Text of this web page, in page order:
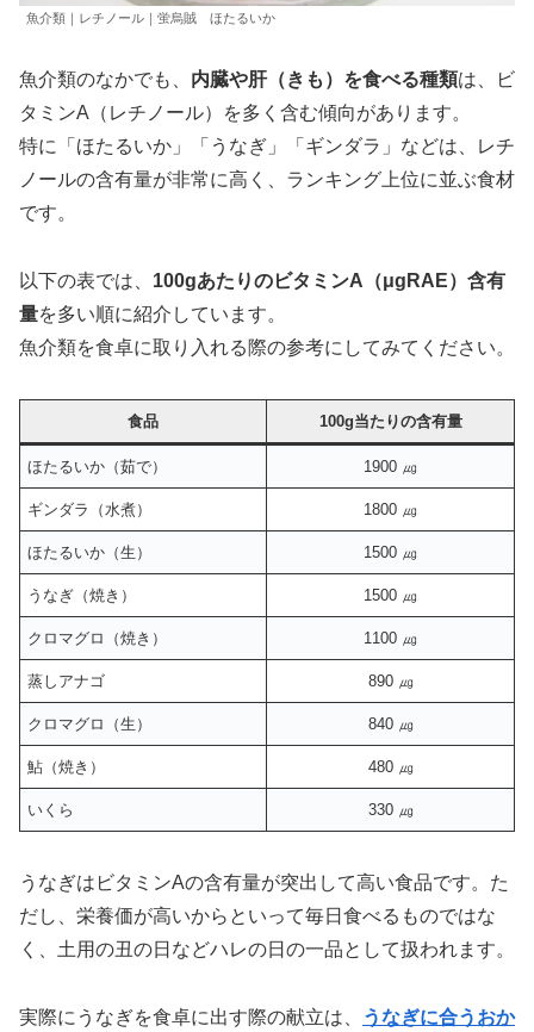
魚介類｜レチノール｜蛍烏賊 ほたるいか
魚介類のなかでも、 内臓や肝（きも）を食べる種類は、ビ
タミンA（レチノール）を多く含む傾向があります。
特に「ほたるいか」「うなぎ」「ギンダラ」などは、レチ
ノールの含有量が非常に高く、ランキング上位に並ぶ食材
です。
以下の表では、 100gあたりのビタミンA（μgRAE）含有
量を多い順に紹介しています。
魚介類を食卓に取り入れる際の参考にしてみてください。
食品 100g当たりの含有量
ほたるいか（茹で） 1900 ㎍
ギンダラ（水煮） 1800 ㎍
ほたるいか（生） 1500 ㎍
うなぎ（焼き） 1500 ㎍
クロマグロ（焼き） 1100 ㎍
蒸しアナゴ 890 ㎍
クロマグロ（生） 840 ㎍
鮎（焼き） 480 ㎍
いくら 330 ㎍
うなぎはビタミンAの含有量が突出して高い食品です。た
だし、栄養価が高いからといって毎日食べるものではな
く、土用の丑の日などハレの日の一品として扱われます。
実際にうなぎを食卓に出す際の献立は、 うなぎに合うおか